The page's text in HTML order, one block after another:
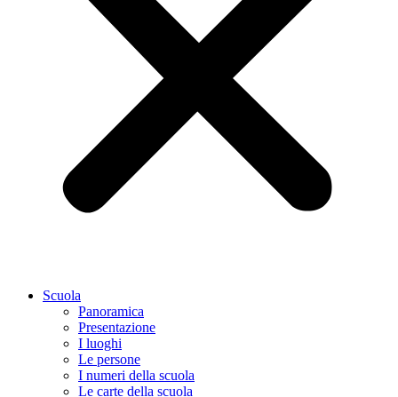
Scuola
Panoramica
Presentazione
I luoghi
Le persone
I numeri della scuola
Le carte della scuola